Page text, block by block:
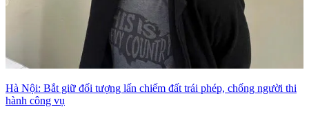
Hà Nội: Bắt giữ đối tượng lấn chiếm đất trái phép, chống người thi
hành công vụ